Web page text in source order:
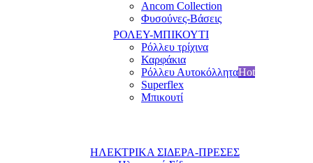
Ancom Collection
Φυσούνες-Βάσεις
ΡΟΛΕΥ-ΜΠΙΚΟΥΤΙ
Ρόλλευ τρίχινα
Καρφάκια
Ρόλλευ ΑυτοκόλληταHot
Superflex
Μπικουτί
ΗΛΕΚΤΡΙΚΑ ΣΙΔΕΡΑ-ΠΡΕΣΕΣ